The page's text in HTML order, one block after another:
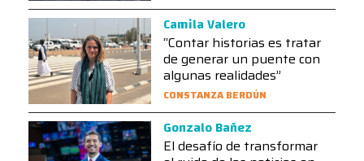
Camila Valero
“Contar historias es tratar
de generar un puente con
algunas realidades”
CONSTANZA BERDÚN
Gonzalo Bañez
El desafío de transformar